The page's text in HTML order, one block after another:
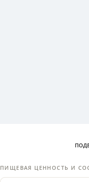
ПИЩЕВАЯ ЦЕННОСТЬ И